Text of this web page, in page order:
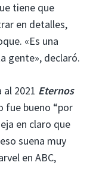
tiene que
en detalles,
«Es una
gente», declaró.
2021 Eternos
fue bueno “por
en claro que
suena muy
en ABC,